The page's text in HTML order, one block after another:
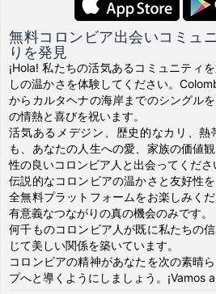
無料コロンビア出会いコミュ
りを発見
¡Hola! 私たちの活気あるコミュニティ
しの温かさを体験してください。
からカルタヘナの海岸までのシングル
の情熱と喜びを祝います。
活気あるメデジン、歴史的なカリ、
も、あなたの人生への愛、家族の価値
性の良いコロンビア人と出会ってくださ
伝説的なコロンビアの温かさと友好性
全無料プラットフォームをお楽しみく
有意義なつながりの真の機会のみです。
何千ものコロンビア人が既に私たちの
じて美しい関係を築いています。
コロンビアの精神があなたを次の素晴
プへと導くようにしましょう。¡Vamos